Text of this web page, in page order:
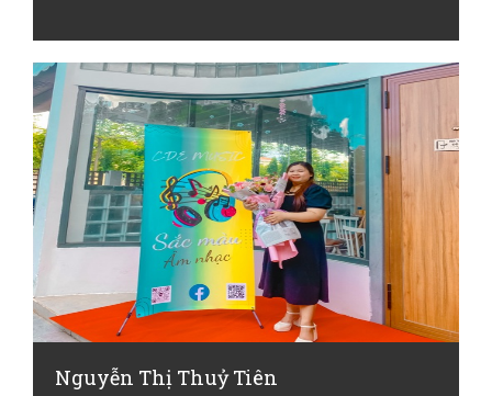
Nguyễn Thị Thuỷ Tiên